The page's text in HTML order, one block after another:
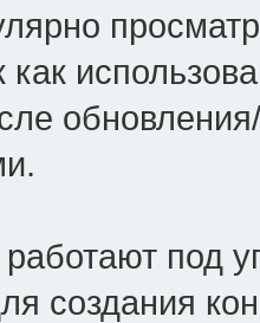
как
под
создания